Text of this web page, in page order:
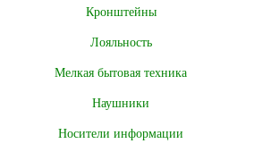
Кронштейны
Лояльность
Мелкая бытовая техника
Наушники
Носители информации